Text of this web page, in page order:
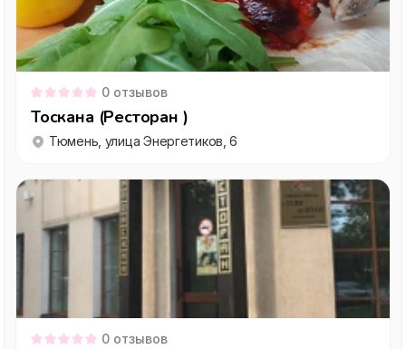
0 отзывов
Тоскана (Ресторан )
Тюмень, улица Энергетиков, 6
0 отзывов